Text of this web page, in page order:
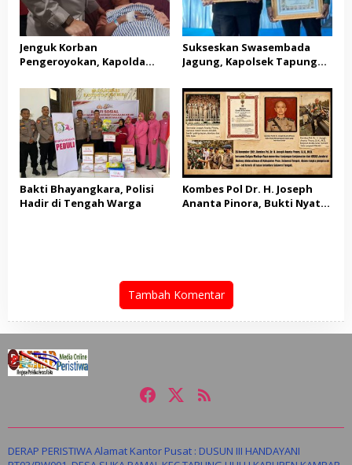
Jenguk Korban
Pengeroyokan, Kapolda
Hukum dalam Kasus Ini
Sukseskan Swasembada
Jagung, Kapolsek Tapung
Datar Raih Penghargaan
dari Kapolres Kampar
Bakti Bhayangkara, Polisi
Hadir di Tengah Warga
Kombes Pol Dr. H. Joseph
Ananta Pinora, Bukti Nyata
Tambah Komentar
DERAP PERISTIWA Alamat Kantor Pusat : DUSUN III HANDAYANI